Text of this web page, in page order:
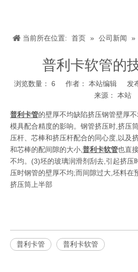
当前所在位置: 首页 » 公司新闻 »
普利卡软管的
浏览数量： 6 作者： 本站编辑 发
来源： 本站
普利卡管的壁厚不均缺陷挤压钢管壁厚
模具配合精度的影响。钢管挤压时,挤压
压杆、芯棒和挤压杆配合的同心度,以及
和芯棒的配间隙的大小, 普利卡软管也直
不均。(3)坯的玻璃润滑剂刮去,引起挤压
压时钢管的壁厚不均;而间隙过大,坯料在
挤压筒上半部
普利卡管 普利卡软管